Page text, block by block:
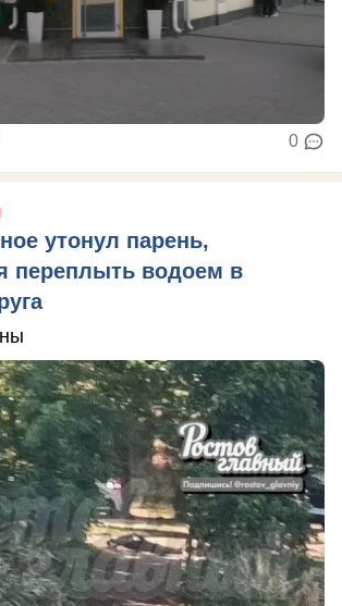
0
утонул парень,
переплыть водоем в